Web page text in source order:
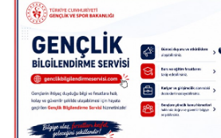
Genç Bilgi Sistemi